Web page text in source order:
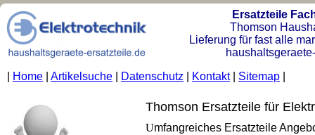
Ersatzteile
Thomson
Lieferung für fast alle
Home Artikelsuche Datenschutz Kontakt| Sitemap
Thomson Ersatzteile für
Umfangreiches Ersatzteile